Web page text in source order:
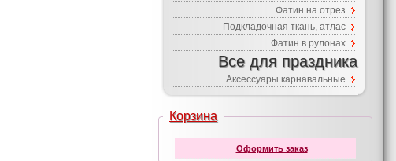
Фатин на отрез
Подкладочная ткань, атлас
Фатин в рулонах
Все для праздника
Аксессуары карнавальные
Корзина
Оформить заказ